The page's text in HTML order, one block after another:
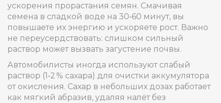
ускорения прорастания семян. Смачивая
семена в сладкой воде на 30‑60 минут, вы
повышаете их энергию и ускоряете рост. Важно
не переусердствовать: слишком сильный
раствор может вызвать загустение почвы.
Автомобилисты иногда используют слабый
раствор (1‑2 % сахара) для очистки аккумулятора
от окисления. Сахар в небольших дозах работает
как мягкий абразив, удаляя налёт без